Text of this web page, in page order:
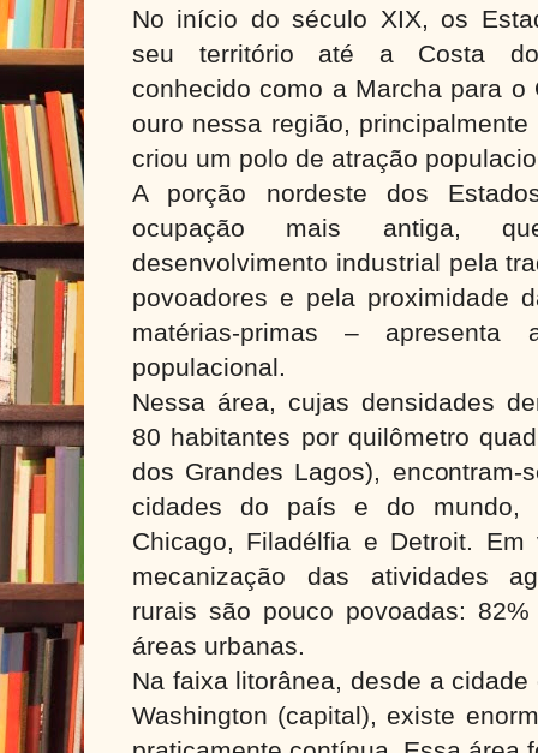
No início do século XIX, os
seu território até a Costa do
conhecido como a Marcha para o
ouro nessa região,
criou um polo de atração
A porção nordeste dos
ocupação mais antiga,
desenvolvimento industrial pela
povoadores e pela proximidade
matérias-primas – apresenta
populacional.
Nessa área, cujas densidades
80 habitantes por quilômetro
dos Grandes Lagos), encontram-
cidades do país e do mundo,
Chicago, Filadélfia e Detroit.
mecanização das atividades
rurais são pouco povoadas:
áreas urbanas.
Na faixa litorânea, desde a
Washington (capital), existe